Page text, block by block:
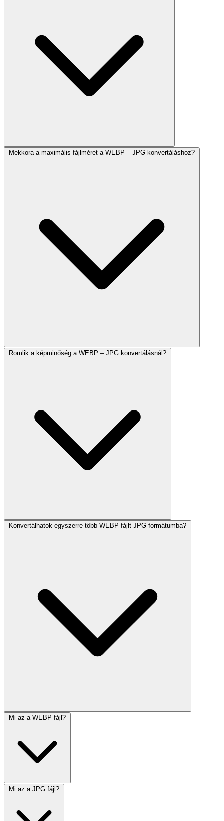
Mekkora a maximális fájlméret a WEBP – JPG konvertáláshoz?
Romlik a képminőség a WEBP – JPG konvertálásnál?
Konvertálhatok egyszerre több WEBP fájlt JPG formátumba?
Mi az a WEBP fájl?
Mi az a JPG fájl?